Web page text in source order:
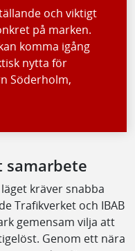
och viktigt
på marken.
komma igång
nytta för
Söderholm,
samarbete
kräver snabba
Trafikverket och IBAB
gemensam vilja att
Genom ett nära